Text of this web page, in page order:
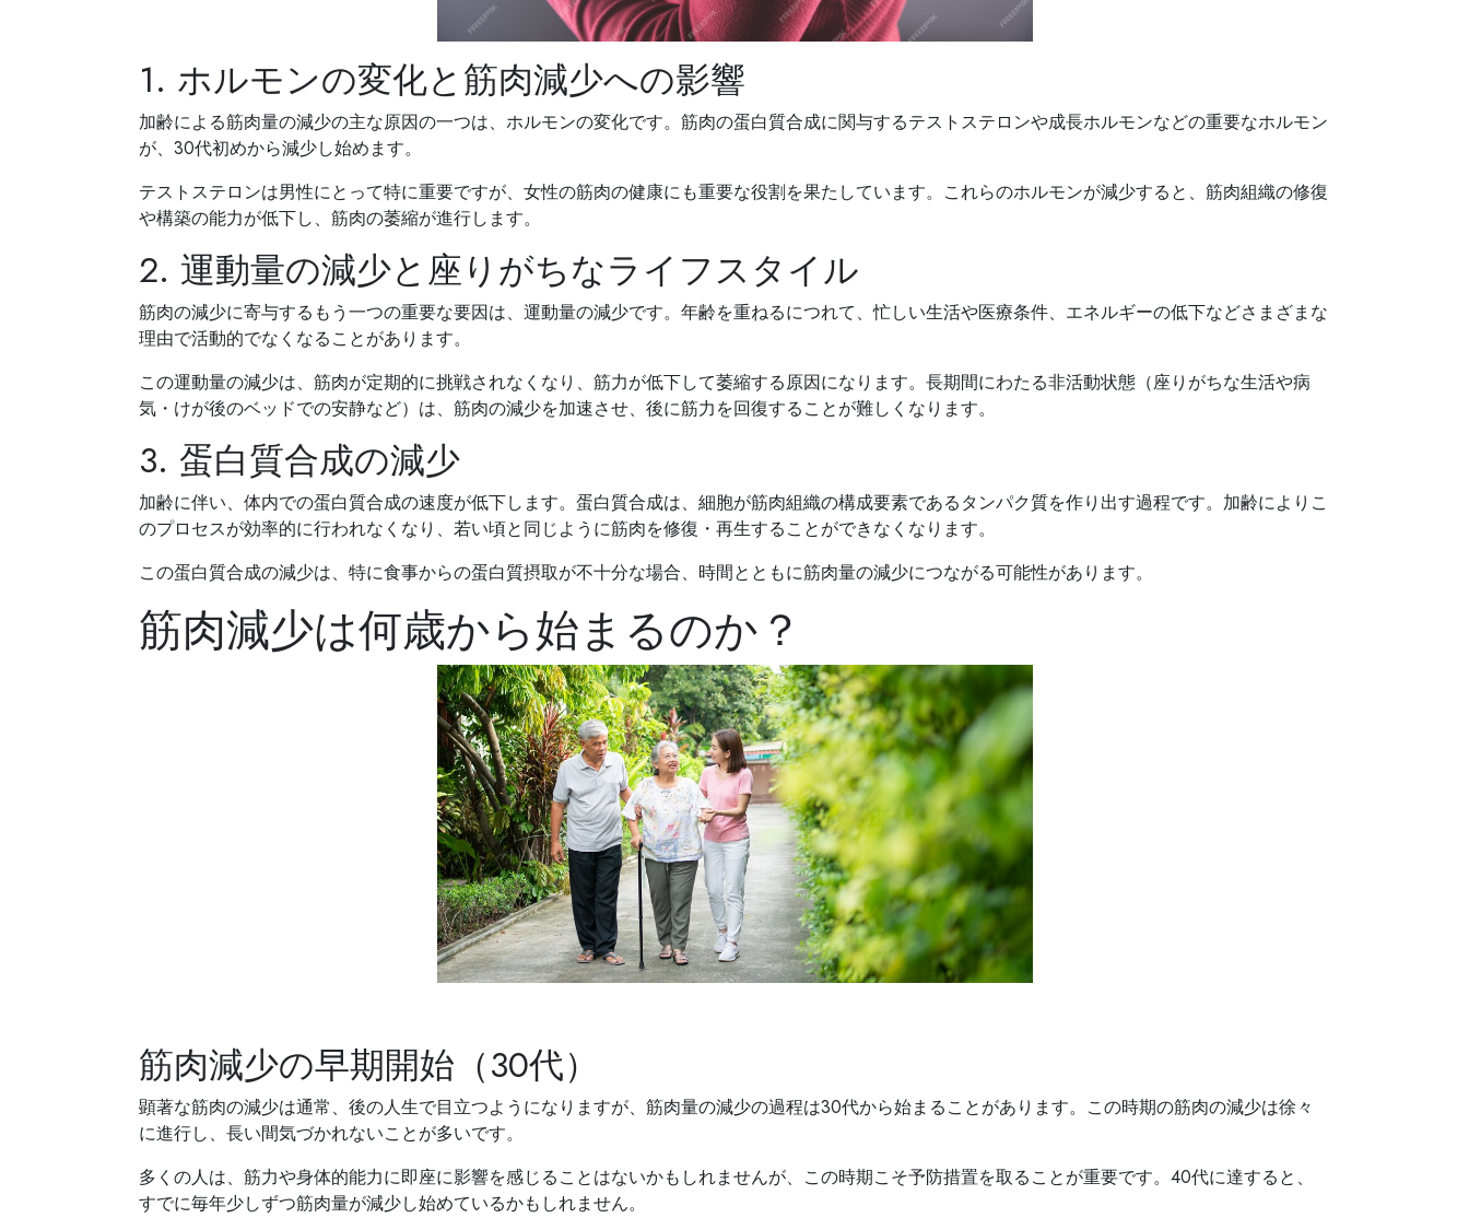
1. ホルモンの変化と筋肉減少への影響
加齢による筋肉量の減少の主な原因の一つは、ホルモンの変化です。筋肉の蛋白質合成に関与するテストステロンや成長ホルモンなどの重要なホルモン
が、30代初めから減少し始めます。
テストステロンは男性にとって特に重要ですが、女性の筋肉の健康にも重要な役割を果たしています。これらのホルモンが減少すると、筋肉組織の修復
や構築の能力が低下し、筋肉の萎縮が進行します。
2. 運動量の減少と座りがちなライフスタイル
筋肉の減少に寄与するもう一つの重要な要因は、運動量の減少です。年齢を重ねるにつれて、忙しい生活や医療条件、エネルギーの低下などさまざまな
理由で活動的でなくなることがあります。
この運動量の減少は、筋肉が定期的に挑戦されなくなり、筋力が低下して萎縮する原因になります。長期間にわたる非活動状態（座りがちな生活や病
気・けが後のベッドでの安静など）は、筋肉の減少を加速させ、後に筋力を回復することが難しくなります。
3. 蛋白質合成の減少
加齢に伴い、体内での蛋白質合成の速度が低下します。蛋白質合成は、細胞が筋肉組織の構成要素であるタンパク質を作り出す過程です。加齢によりこ
のプロセスが効率的に行われなくなり、若い頃と同じように筋肉を修復・再生することができなくなります。
この蛋白質合成の減少は、特に食事からの蛋白質摂取が不十分な場合、時間とともに筋肉量の減少につながる可能性があります。
筋肉減少は何歳から始まるのか？
筋肉減少の早期開始（30代）
顕著な筋肉の減少は通常、後の人生で目立つようになりますが、筋肉量の減少の過程は30代から始まることがあります。この時期の筋肉の減少は徐々
に進行し、長い間気づかれないことが多いです。
多くの人は、筋力や身体的能力に即座に影響を感じることはないかもしれませんが、この時期こそ予防措置を取ることが重要です。40代に達すると、
すでに毎年少しずつ筋肉量が減少し始めているかもしれません。